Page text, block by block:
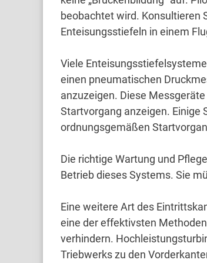
beobachtet wird. Konsultieren
Enteisungsstiefeln in einem
Viele
einen pneumatischen
anzuzeigen. Diese
Startvorgang anzeigen. Einige
ordnungsgemäßen
Die richtige Wartung und
Betrieb dieses Systems. Sie
Eine weitere Art des
eine der effektivsten
verhindern.
Triebwerks zu den